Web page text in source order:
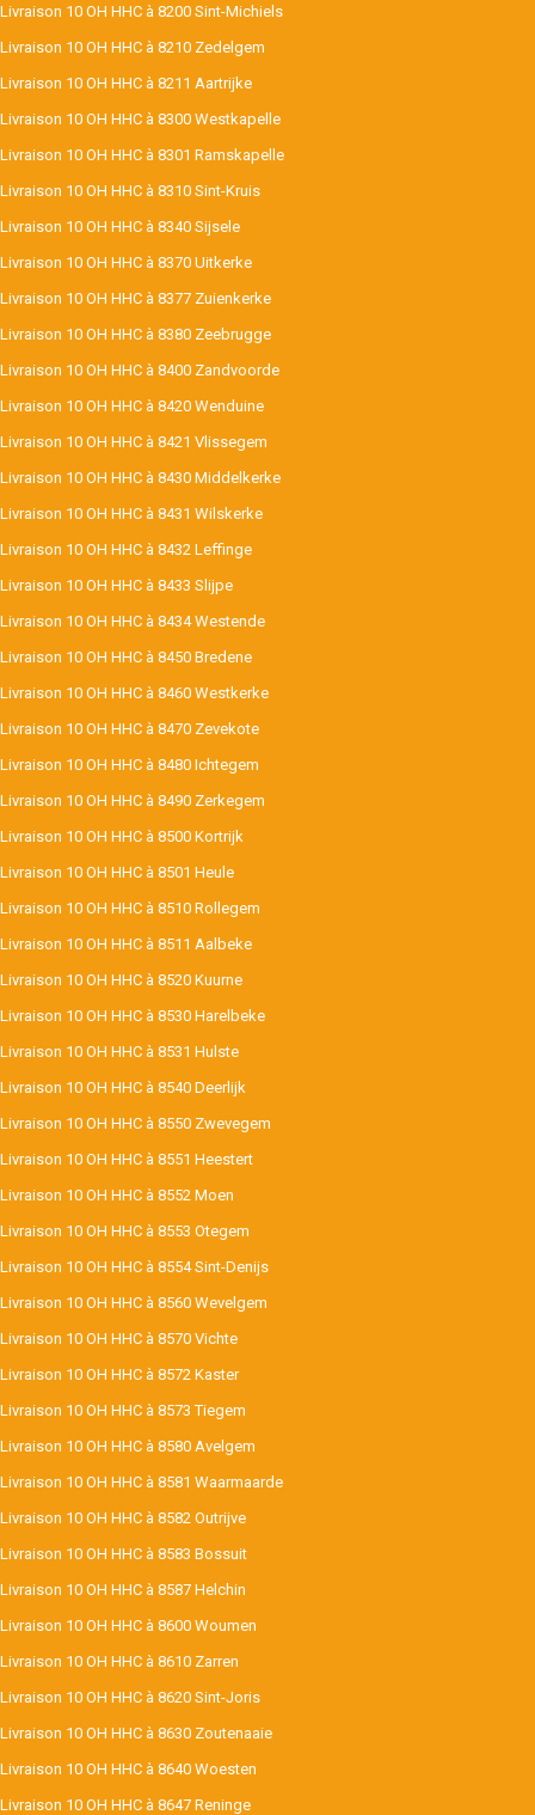
Livraison 10 OH HHC à 8200 Sint-Michiels
Livraison 10 OH HHC à 8210 Zedelgem
Livraison 10 OH HHC à 8211 Aartrijke
Livraison 10 OH HHC à 8300 Westkapelle
Livraison 10 OH HHC à 8301 Ramskapelle
Livraison 10 OH HHC à 8310 Sint-Kruis
Livraison 10 OH HHC à 8340 Sijsele
Livraison 10 OH HHC à 8370 Uitkerke
Livraison 10 OH HHC à 8377 Zuienkerke
Livraison 10 OH HHC à 8380 Zeebrugge
Livraison 10 OH HHC à 8400 Zandvoorde
Livraison 10 OH HHC à 8420 Wenduine
Livraison 10 OH HHC à 8421 Vlissegem
Livraison 10 OH HHC à 8430 Middelkerke
Livraison 10 OH HHC à 8431 Wilskerke
Livraison 10 OH HHC à 8432 Leffinge
Livraison 10 OH HHC à 8433 Slijpe
Livraison 10 OH HHC à 8434 Westende
Livraison 10 OH HHC à 8450 Bredene
Livraison 10 OH HHC à 8460 Westkerke
Livraison 10 OH HHC à 8470 Zevekote
Livraison 10 OH HHC à 8480 Ichtegem
Livraison 10 OH HHC à 8490 Zerkegem
Livraison 10 OH HHC à 8500 Kortrijk
Livraison 10 OH HHC à 8501 Heule
Livraison 10 OH HHC à 8510 Rollegem
Livraison 10 OH HHC à 8511 Aalbeke
Livraison 10 OH HHC à 8520 Kuurne
Livraison 10 OH HHC à 8530 Harelbeke
Livraison 10 OH HHC à 8531 Hulste
Livraison 10 OH HHC à 8540 Deerlijk
Livraison 10 OH HHC à 8550 Zwevegem
Livraison 10 OH HHC à 8551 Heestert
Livraison 10 OH HHC à 8552 Moen
Livraison 10 OH HHC à 8553 Otegem
Livraison 10 OH HHC à 8554 Sint-Denijs
Livraison 10 OH HHC à 8560 Wevelgem
Livraison 10 OH HHC à 8570 Vichte
Livraison 10 OH HHC à 8572 Kaster
Livraison 10 OH HHC à 8573 Tiegem
Livraison 10 OH HHC à 8580 Avelgem
Livraison 10 OH HHC à 8581 Waarmaarde
Livraison 10 OH HHC à 8582 Outrijve
Livraison 10 OH HHC à 8583 Bossuit
Livraison 10 OH HHC à 8587 Helchin
Livraison 10 OH HHC à 8600 Woumen
Livraison 10 OH HHC à 8610 Zarren
Livraison 10 OH HHC à 8620 Sint-Joris
Livraison 10 OH HHC à 8630 Zoutenaaie
Livraison 10 OH HHC à 8640 Woesten
Livraison 10 OH HHC à 8647 Reninge